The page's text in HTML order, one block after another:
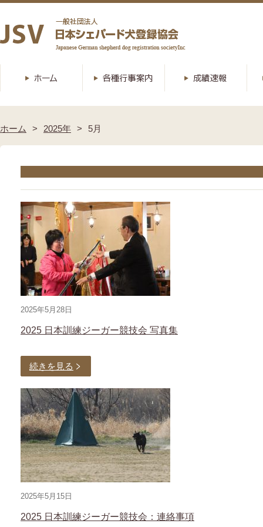
ホーム 2025年 5月
2025年5月28日
2025 日本訓練ジーガー競技会 写真集
続きを見る
2025年5月15日
2025 日本訓練ジーガー競技会：連絡事項